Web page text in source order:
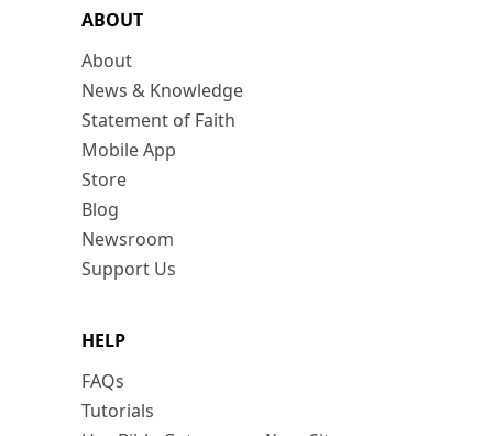
ABOUT
About
News & Knowledge
Statement of Faith
Mobile App
Store
Blog
Newsroom
Support Us
HELP
FAQs
Tutorials